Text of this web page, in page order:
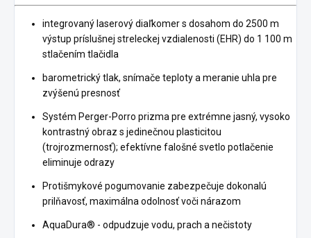
integrovaný laserový diaľkomer s dosahom do 2500 m
výstup príslušnej streleckej vzdialenosti (EHR) do 1 100 m
stlačením tlačidla
barometrický tlak, snímače teploty a meranie uhla pre
zvýšenú presnosť
Systém Perger-Porro prizma pre extrémne jasný, vysoko
kontrastný obraz s jedinečnou plasticitou
(trojrozmernosť); efektívne falošné svetlo potlačenie
eliminuje odrazy
Protišmykové pogumovanie zabezpečuje dokonalú
prilňavosť, maximálna odolnosť voči nárazom
AquaDura® - odpudzuje vodu, prach a nečistoty